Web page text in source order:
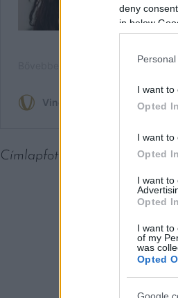
deny
in below
I want to
Opted In
I want to
Opted In
I want to
Opted In
I want to
of my
was
Opted
Google
Címlapfotó: CDC / Unsplash